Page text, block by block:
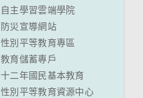
自主學習雲端學院
防災宣導網站
性別平等教育專區
教育儲蓄專戶
十二年國民基本教育
性別平等教育資源中心